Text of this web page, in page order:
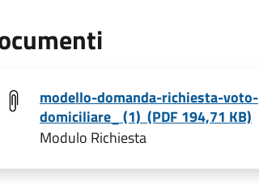
modello-domanda-richiesta-voto-
domiciliare_ (1) (PDF 194,71 KB)
Modulo Richiesta